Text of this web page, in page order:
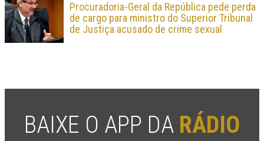
Procuradoria-Geral da República pede perda
de cargo para ministro do Superior Tribunal
de Justiça acusado de crime sexual
BAIXE O APP DA RÁDIO